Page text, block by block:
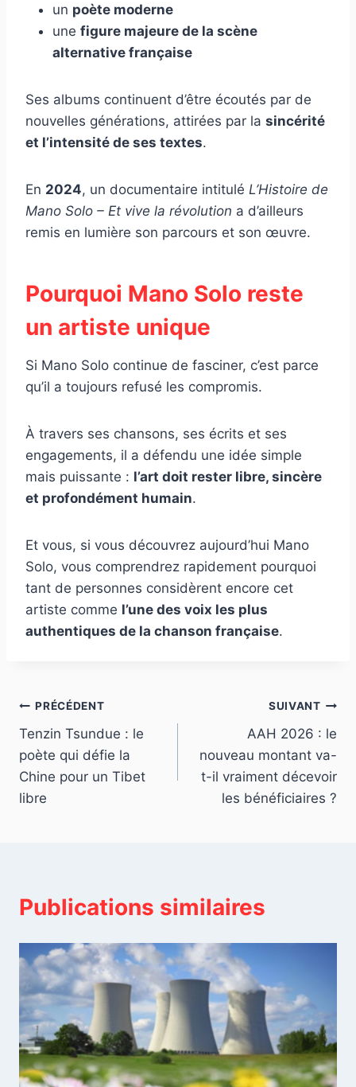
un poète moderne
une figure majeure de la scène
alternative française
Ses albums continuent d’être écoutés par de
nouvelles générations, attirées par la sincérité
et l’intensité de ses textes.
En 2024, un documentaire intitulé L’Histoire de
Mano Solo – Et vive la révolution a d’ailleurs
remis en lumière son parcours et son œuvre.
Pourquoi Mano Solo reste
un artiste unique
Si Mano Solo continue de fasciner, c’est parce
qu’il a toujours refusé les compromis.
À travers ses chansons, ses écrits et ses
engagements, il a défendu une idée simple
mais puissante : l’art doit rester libre, sincère
et profondément humain.
Et vous, si vous découvrez aujourd’hui Mano
Solo, vous comprendrez rapidement pourquoi
tant de personnes considèrent encore cet
artiste comme l’une des voix les plus
authentiques de la chanson française.
Navigation
de
l’article
PRÉCÉDENT
Tenzin Tsundue : le
poète qui défie la
Chine pour un Tibet
libre
SUIVANT
AAH 2026 : le
nouveau montant va-
t-il vraiment décevoir
les bénéficiaires ?
Publications similaires